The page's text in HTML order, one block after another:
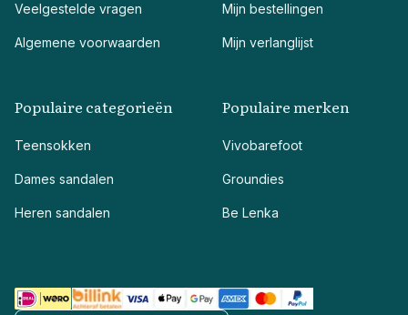
Veelgestelde vragen
Algemene voorwaarden
Mijn bestellingen
Mijn verlanglijst
Populaire categorieën
Teensokken
Dames sandalen
Heren sandalen
Populaire merken
Vivobarefoot
Groundies
Be Lenka